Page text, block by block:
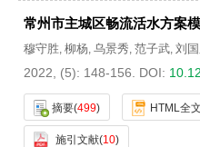
常州市主城区畅流活水方案
穆守胜, 柳杨, 乌景秀, 范子武, 刘
2022, (5): 148-156. DOI:
摘要(499) HTML全文
施引文献(10)